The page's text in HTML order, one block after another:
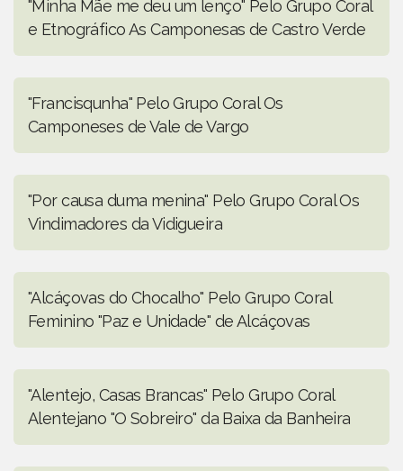
"Minha Mãe me deu um lenço" Pelo Grupo Coral
e Etnográfico As Camponesas de Castro Verde
"Francisqunha" Pelo Grupo Coral Os
Camponeses de Vale de Vargo
"Por causa duma menina" Pelo Grupo Coral Os
Vindimadores da Vidigueira
"Alcáçovas do Chocalho" Pelo Grupo Coral
Feminino "Paz e Unidade" de Alcáçovas
"Alentejo, Casas Brancas" Pelo Grupo Coral
Alentejano "O Sobreiro" da Baixa da Banheira